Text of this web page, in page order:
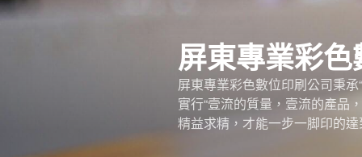
跳
屏東專業彩
屏東專業彩色數位印刷公司秉
實行“壹流的質量，壹流的產品
精益求精，才能一步一脚印的